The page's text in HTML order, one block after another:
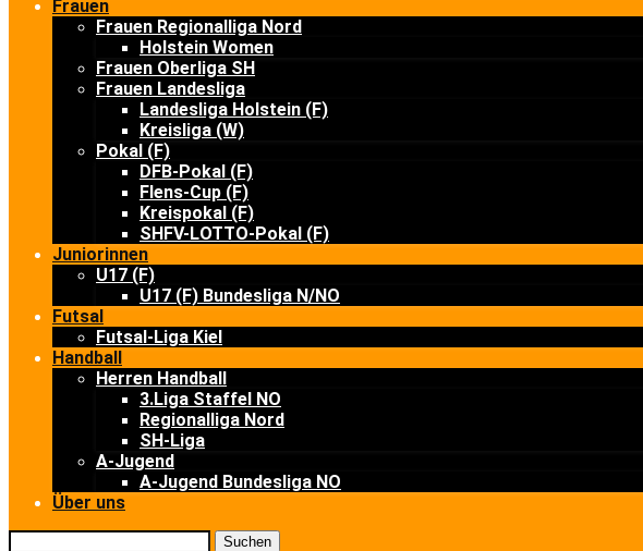
Frauen
Frauen Regionalliga Nord
Holstein Women
Frauen Oberliga SH
Frauen Landesliga
Landesliga Holstein (F)
Kreisliga (W)
Pokal (F)
DFB-Pokal (F)
Flens-Cup (F)
Kreispokal (F)
SHFV-LOTTO-Pokal (F)
Juniorinnen
U17 (F)
U17 (F) Bundesliga N/NO
Futsal
Futsal-Liga Kiel
Handball
Herren Handball
3.Liga Staffel NO
Regionalliga Nord
SH-Liga
A-Jugend
A-Jugend Bundesliga NO
Über uns
Suchen